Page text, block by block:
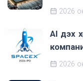
2026
AI дэх
2026